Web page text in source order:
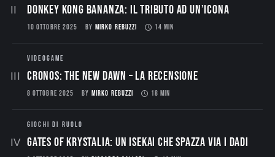
Donkey Kong Bananza: Il Tributo ad un’Icona
10 OTTOBRE 2025 BY MIRKO REBUZZI 14 MIN
VIDEOGAME
CRONOS: THE NEW DAWN – La Recensione
8 OTTOBRE 2025 BY MIRKO REBUZZI 18 MIN
GIOCHI DI RUOLO
Gates of Krystalia: Un Isekai che spazza via i dadi